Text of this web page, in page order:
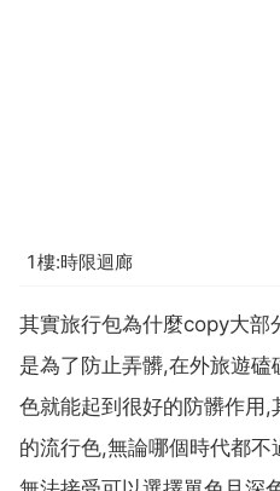
1樓:時限迴廊
其實旅行包為什麼copy大部
是為了防止弄髒,在外旅遊
色就能起到很好的防髒作用,
的流行色,無論哪個時代都